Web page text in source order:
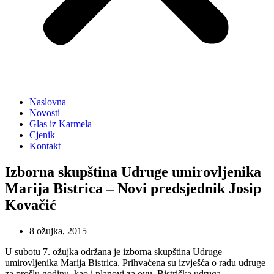
Naslovna
Novosti
Glas iz Karmela
Cjenik
Kontakt
Izborna skupština Udruge umirovljenika
Marija Bistrica – Novi predsjednik Josip
Kovačić
8 ožujka, 2015
U subotu 7. ožujka održana je izborna skupština Udruge
umirovljenika Marija Bistrica. Prihvaćena su izvješća o radu udruge